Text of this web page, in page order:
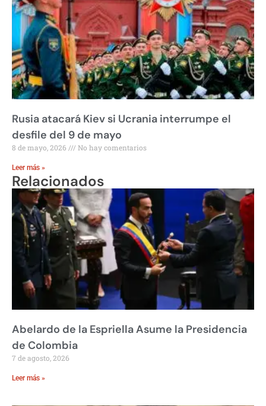
Rusia atacará Kiev si Ucrania interrumpe el
desfile del 9 de mayo
8 de mayo, 2026 No hay comentarios
Leer más »
Relacionados
Abelardo de la Espriella Asume la Presidencia
de Colombia
7 de agosto, 2026
Leer más »